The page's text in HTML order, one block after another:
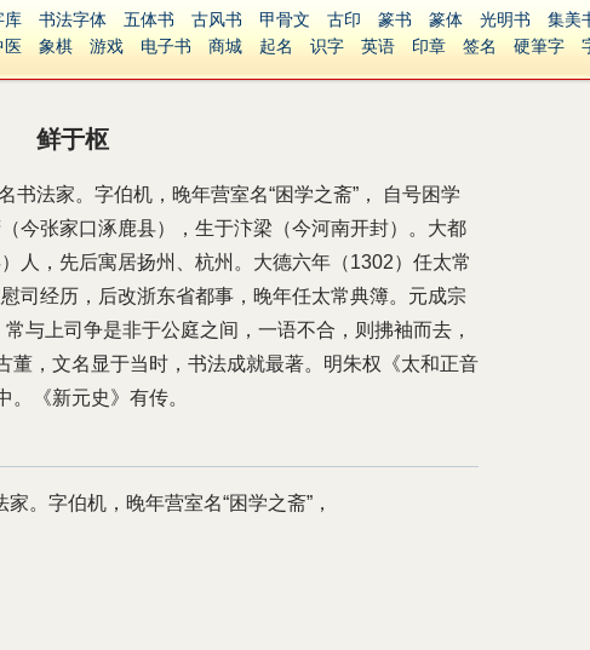
库 书法字体 五体书 古风书 甲骨文 古印 篆书 篆体 光明书 集美
医 象棋 游戏 电子书 商城 起名 识字 英语 印章 签名 硬筆字
鲜于枢
书法家。字伯机，晚年营室名“困学之斋”， 自号困学
今张家口涿鹿县），生于汴梁（今河南开封）。大都
人，先后寓居扬州、杭州。大德六年（1302）任太常
司经历，后改浙东省都事，晚年任太常典簿。元成宗
与上司争是非于公庭之间，一语不合，则拂袖而去，
董，文名显于当时，书法成就最著。明朱权《太和正音
。《新元史》有传。
。字伯机，晚年营室名“困学之斋”，